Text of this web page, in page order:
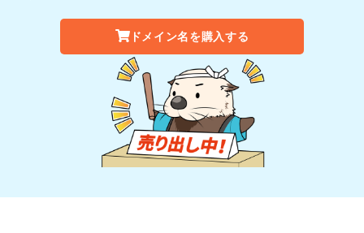
ドメイン名を購入する